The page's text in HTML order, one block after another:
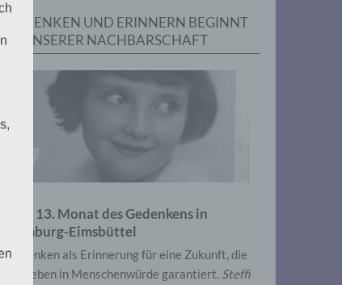
GEDENKEN UND ERINNERN BEGINNT
IN UNSERER NACHBARSCHAFT
Zum 13. Monat des Gedenkens in
Hamburg-Eimsbüttel
Gedenken als Erinnerung für eine Zukunft, die
ein Leben in Menschenwürde garantiert. Steffi